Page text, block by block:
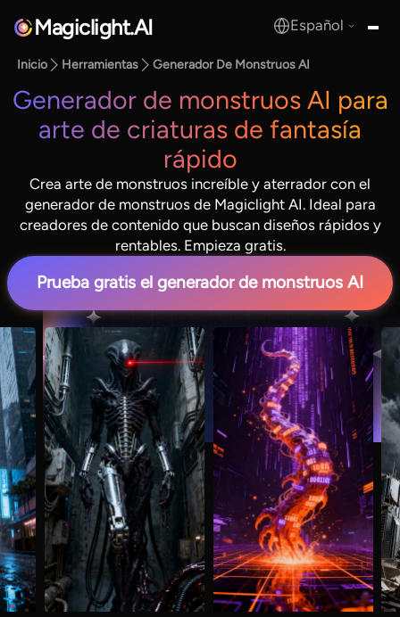
Magiclight.AI Español
Inicio Herramientas Generador De Monstruos AI
Generador de monstruos AI para
arte de criaturas de fantasía
rápido
Crea arte de monstruos increíble y aterrador con el
generador de monstruos de Magiclight AI. Ideal para
creadores de contenido que buscan diseños rápidos y
rentables. Empieza gratis.
Prueba gratis el generador de monstruos AI